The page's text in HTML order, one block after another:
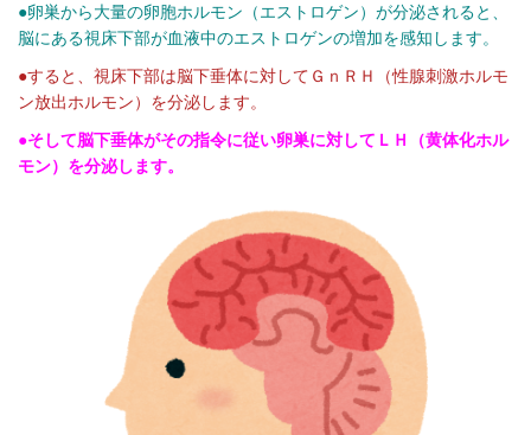
●卵巣から大量の卵胞ホルモン（エストロゲン）が分泌されると、
脳にある視床下部が血液中のエストロゲンの増加を感知します。
●すると、視床下部は脳下垂体に対してＧｎＲＨ（性腺刺激ホルモ
ン放出ホルモン）を分泌します。
●そして脳下垂体がその指令に従い卵巣に対してＬＨ（黄体化ホル
モン）を分泌します。